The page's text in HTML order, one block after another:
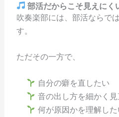
部活だからこそ見えにく
吹奏楽部には、部活ならで
す。
ただその一方で、
自分の癖を直したい
音の出し方を細かく
何が原因かを理解した